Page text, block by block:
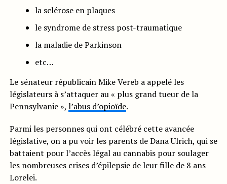
la sclérose en plaques
le syndrome de stress post-traumatique
la maladie de Parkinson
etc…
Le sénateur républicain Mike Vereb a appelé les
législateurs à s’attaquer au « plus grand tueur de la
Pennsylvanie », l’abus d’opioïde.
Parmi les personnes qui ont célébré cette avancée
législative, on a pu voir les parents de Dana Ulrich, qui se
battaient pour l’accès légal au cannabis pour soulager
les nombreuses crises d’épilepsie de leur fille de 8 ans
Lorelei.